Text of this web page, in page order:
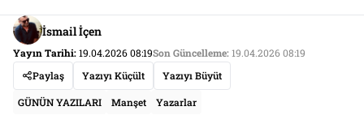
İsmail İçen
Yayın Tarihi:19.04.2026 08:19Son Güncelleme:19.04.2026 08:19
Paylaş
Yazıyı Küçült Yazıyı Büyüt
GÜNÜN YAZILARI Manşet Yazarlar